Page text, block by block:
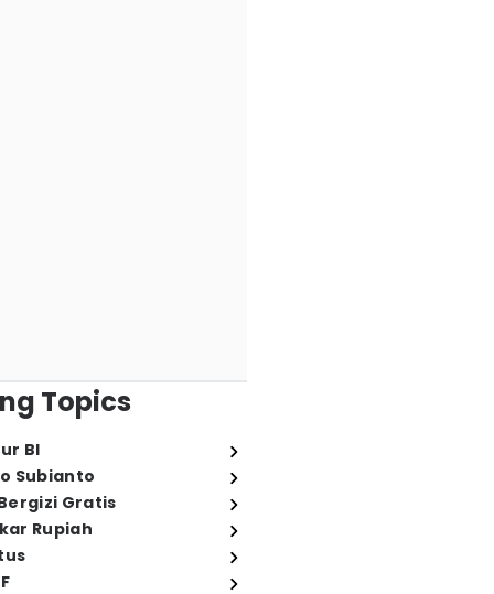
Topics
BI
Subianto
Gratis
Rupiah